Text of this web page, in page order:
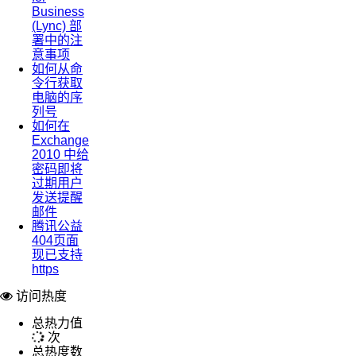
Business
(Lync) 部
署中的注
意事项
如何从命
令行获取
电脑的序
列号
如何在
Exchange
2010 中给
密码即将
过期用户
发送提醒
邮件
腾讯公益
404页面
现已支持
https
访问热度
总热力值
次
总热度数